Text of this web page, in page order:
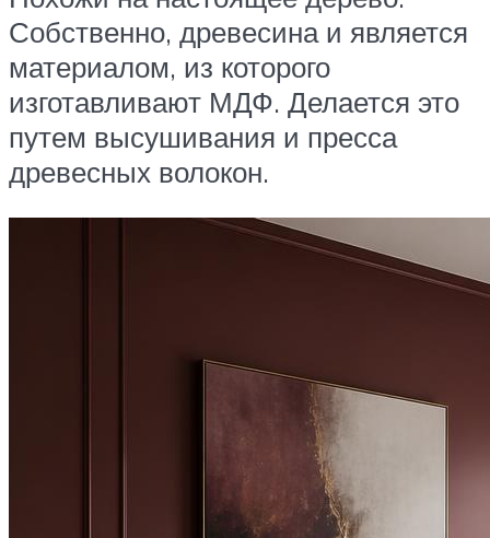
Собственно, древесина и является
материалом, из которого
изготавливают МДФ. Делается это
путем высушивания и пресса
древесных волокон.